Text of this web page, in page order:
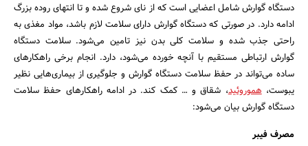
دستگاه گوارش شامل اعضایی است که از نای شروع شده و تا انتهای روده بزرگ
ادامه دارد. در صورتی که دستگاه گوارش دارای سلامت لازم باشد، مواد مغذی به
راحتی جذب شده و سلامت کلی بدن نیز تامین می‌شود. سلامت دستگاه
گوارش ارتباطی مستقیم با آنچه خورده می‌شود، دارد. انجام برخی راهکارهای
ساده می‌تواند در حفظ سلامت دستگاه گوارش و جلوگیری از بیماری‌هایی نظیر
یبوست،هموروئید، شقاق و … کمک کند. در ادامه راهکارهای حفظ سلامت
دستگاه گوارش بیان می‌شود:
مصرف فیبر